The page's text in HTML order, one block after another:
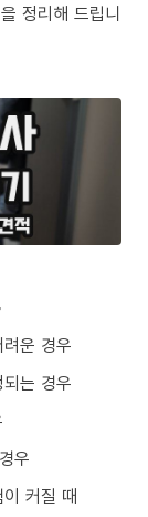
정리해 드립니
운 경우
는 경우
우
커질 때